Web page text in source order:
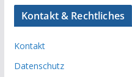
Kontakt & Rechtliches
Kontakt
Datenschutz